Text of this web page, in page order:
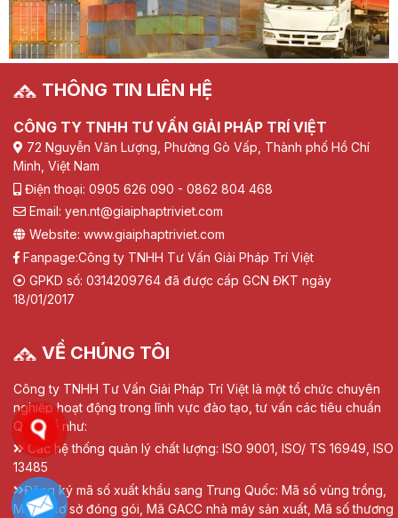
THÔNG TIN LIÊN HỆ
CÔNG TY TNHH TƯ VẤN GIẢI PHÁP TRÍ VIỆT
72 Nguyễn Văn Lượng, Phường Gò Vấp, Thành phố Hồ Chí
Minh, Việt Nam
Điện thoại: 0905 626 090 - 0862 804 468
Email: yen.nt@giaiphaptriviet.com
Website: www.giaiphaptriviet.com
Fanpage:Công ty TNHH Tư Vấn Giải Pháp Trí Việt
GPKD số: 0314209764 đã được cấp GCN ĐKT ngày
18/01/2017
VỀ CHÚNG TÔI
Công ty TNHH Tư Vấn Giải Pháp Trí Việt là một tổ chức chuyên
nghiệp hoạt động trong lĩnh vực đào tạo, tư vấn các tiêu chuẩn
Quốc tế như:
Các hệ thống quản lý chất lượng: ISO 9001, ISO/ TS 16949, ISO
13485
Đăng ký mã số xuất khẩu sang Trung Quốc: Mã số vùng trồng,
Mã số cơ sở đóng gói, Mã GACC nhà máy sản xuất, Mã số thương